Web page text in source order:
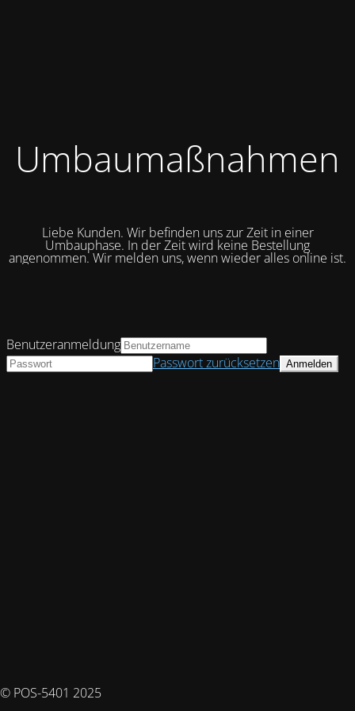
Umbaumaßnahmen
Liebe Kunden. Wir befinden uns zur Zeit in einer
Umbauphase. In der Zeit wird keine Bestellung
angenommen. Wir melden uns, wenn wieder alles online ist.
© POS-5401 2025
Benutzeranmeldung
Passwort zurücksetzen